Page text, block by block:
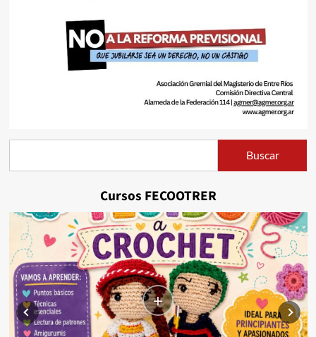
Buscar
Cursos FECOOTRER
+